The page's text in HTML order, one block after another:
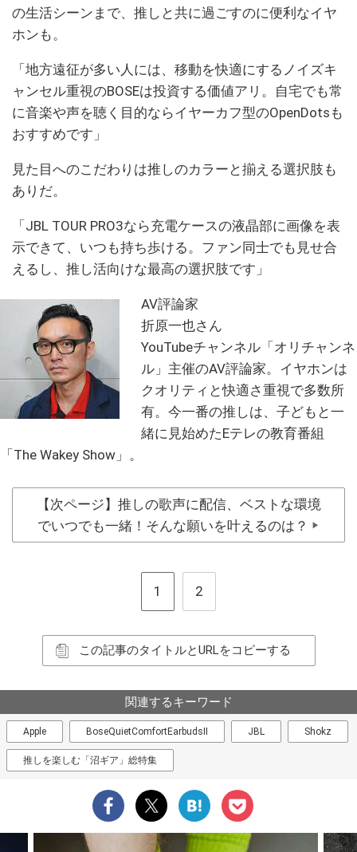
の生活シーンまで、推しと共に過ごすのに便利なイヤ
ホンも。
「地方遠征が多い人には、移動を快適にするノイズキ
ャンセル重視のBOSEは投資する価値アリ。自宅でも常
に音楽や声を聴く目的ならイヤーカフ型のOpenDotsも
おすすめです」
見た目へのこだわりは推しのカラーと揃える選択肢も
ありだ。
「JBL TOUR PRO3なら充電ケースの液晶部に画像を表
示できて、いつも持ち歩ける。ファン同士でも見せ合
えるし、推し活向けな最高の選択肢です」
AV評論家
折原一也さん
YouTubeチャンネル「オリチャンネ
ル」主催のAV評論家。イヤホンは
クオリティと快適さ重視で多数所
有。今一番の推しは、子どもと一
緒に見始めたEテレの教育番組
「The Wakey Show」。
【次ページ】推しの歌声に配信、ベストな環境
でいつでも一緒！そんな願いを叶えるのは？
▶
1 2
この記事のタイトルとURLをコピーする
関連するキーワード
Apple BoseQuietComfortEarbudsII JBL Shokz
推しを楽しむ「沼ギア」総特集